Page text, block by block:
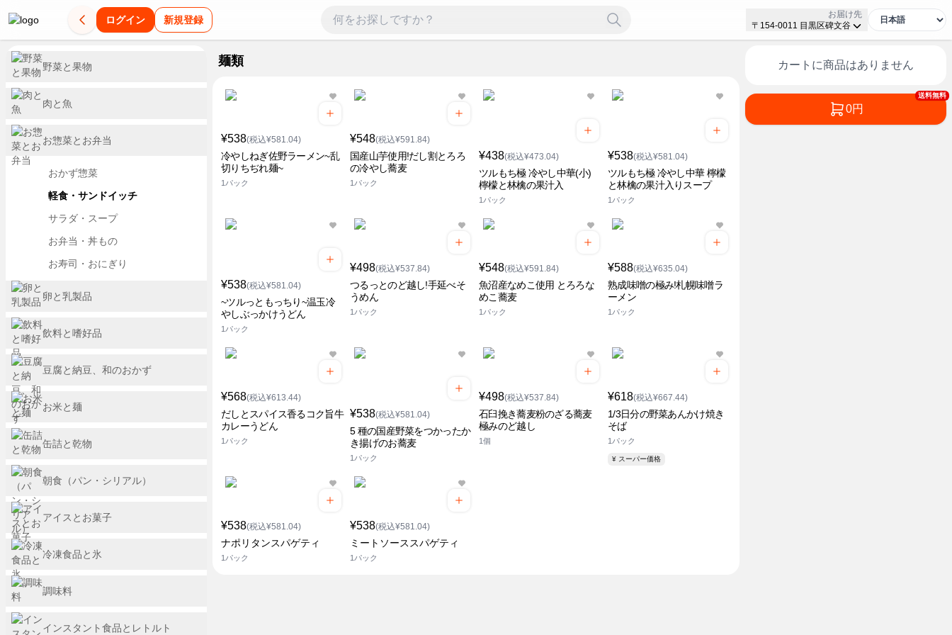
ログイン 新規登録
お届け先
〒154-0011 目黒区碑文谷
麺類
¥538(税込¥581.04)
冷やしねぎ佐野ラーメン~乱
切りちぢれ麺~
1パック
¥548(税込¥591.84)
国産山芋使用!だし割とろろ
の冷やし蕎麦
1パック
¥438(税込¥473.04)
ツルもち極 冷やし中華(小)
檸檬と林檎の果汁入
1パック
¥538(税込¥581.04)
ツルもち極 冷やし中華 檸檬
と林檎の果汁入りスープ
1パック
¥538(税込¥581.04)
~ツルっともっちり~温玉冷
やしぶっかけうどん
1パック
¥498(税込¥537.84)
つるっとのど越し!手延べそ
うめん
1パック
¥548(税込¥591.84)
魚沼産なめこ使用 とろろな
めこ蕎麦
1パック
¥588(税込¥635.04)
熟成味噌の極み!札幌味噌ラ
ーメン
1パック
¥568(税込¥613.44)
だしとスパイス香るコク旨牛
カレーうどん
1パック
¥538(税込¥581.04)
5 種の国産野菜をつかったか
き揚げのお蕎麦
1パック
¥498(税込¥537.84)
石臼挽き蕎麦粉のざる蕎麦
極みのど越し
1個
¥618(税込¥667.44)
1/3日分の野菜あんかけ焼き
そば
1パック
¥ スーパー価格
¥538(税込¥581.04)
ナポリタンスパゲティ
1パック
¥538(税込¥581.04)
ミートソーススパゲティ
1パック
カートに商品はありません
送料無料
0円
野菜と果物
肉と魚
お惣菜とお弁当
おかず惣菜
軽食・サンドイッチ
サラダ・スープ
お弁当・丼もの
お寿司・おにぎり
卵と乳製品
飲料と嗜好品
豆腐と納豆、和のおかず
お米と麺
缶詰と乾物
朝食（パン・シリアル）
アイスとお菓子
冷凍食品と氷
調味料
インスタント食品とレトルト